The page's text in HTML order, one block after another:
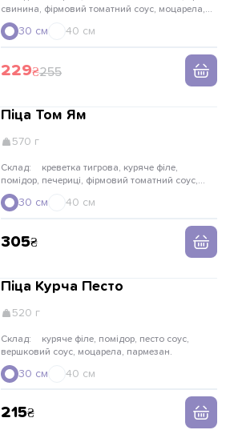
свинина, фірмовий томатний соус, моцарела,
соус спайсі, цибуля криспі, цибуля зелена.
30 см 40 см
229 255
Піца Том Ям
570 г
Склад:
помідор, печериці, фірмовий томатний соус,
моцарела, халапеньо, соус вершковий том ям,
цибуля зелена
30 см 40 см
305
Піца Курча Песто
520 г
Склад:
вершковий соус, моцарела, пармезан.
30 см 40 см
215